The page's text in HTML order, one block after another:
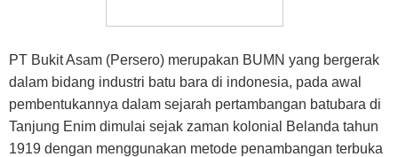
PT Bukit Asam (Persero) merupakan BUMN yang bergerak
dalam bidang industri batu bara di indonesia, pada awal
pembentukannya dalam sejarah pertambangan batubara di
Tanjung Enim dimulai sejak zaman kolonial Belanda tahun
1919 dengan menggunakan metode penambangan terbuka